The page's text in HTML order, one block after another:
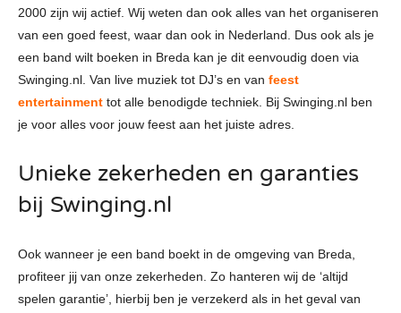
2000 zijn wij actief. Wij weten dan ook alles van het organiseren
van een goed feest, waar dan ook in Nederland. Dus ook als je
een band wilt boeken in Breda kan je dit eenvoudig doen via
Swinging.nl. Van live muziek tot DJ’s en van feest
entertainment tot alle benodigde techniek. Bij Swinging.nl ben
je voor alles voor jouw feest aan het juiste adres.
Unieke zekerheden en garanties
bij Swinging.nl
Ook wanneer je een band boekt in de omgeving van Breda,
profiteer jij van onze zekerheden. Zo hanteren wij de ‘altijd
spelen garantie’, hierbij ben je verzekerd als in het geval van